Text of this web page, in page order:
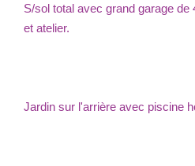
S/sol total avec grand garage de
et atelier.
Jardin sur l'arrière avec piscine